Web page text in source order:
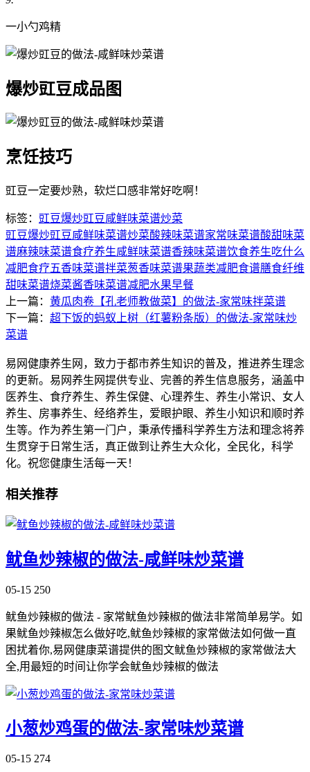
一小勺鸡精
爆炒豇豆成品图
烹饪技巧
豇豆一定要炒熟，软烂口感非常好吃啊！
标签： 豇豆爆炒豇豆咸鲜味菜谱炒菜
豇豆爆炒豇豆咸鲜味菜谱炒菜酸辣味菜谱家常味菜谱酸甜味菜
谱麻辣味菜谱食疗养生咸鲜味菜谱香辣味菜谱饮食养生吃什么
减肥食疗五香味菜谱拌菜葱香味菜谱果蔬类减肥食谱膳食纤维
甜味菜谱烧菜酱香味菜谱减肥水果早餐
上一篇： 黄瓜肉卷【孔老师教做菜】的做法-家常味拌菜谱
下一篇： 超下饭的蚂蚁上树（红薯粉条版）的做法-家常味炒
菜谱
易网健康养生网，致力于都市养生知识的普及，推进养生理念
的更新。易网养生网提供专业、完善的养生信息服务，涵盖中
医养生、食疗养生、养生保健、心理养生、养生小常识、女人
养生、房事养生、经络养生，爱眼护眼、养生小知识和顺时养
生等。作为养生第一门户，秉承传播科学养生方法和理念将养
生贯穿于日常生活，真正做到让养生大众化，全民化，科学
化。祝您健康生活每一天！
相关推荐
鱿鱼炒辣椒的做法-咸鲜味炒菜谱
05-15 250
鱿鱼炒辣椒的做法 - 家常鱿鱼炒辣椒的做法非常简单易学。如
果鱿鱼炒辣椒怎么做好吃,鱿鱼炒辣椒的家常做法如何做一直
困扰着你,易网健康菜谱提供的图文鱿鱼炒辣椒的家常做法大
全,用最短的时间让你学会鱿鱼炒辣椒的做法
小葱炒鸡蛋的做法-家常味炒菜谱
05-15 274